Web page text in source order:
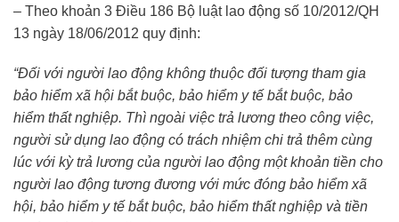
– Theo khoản 3 Điều 186 Bộ luật lao động số 10/2012/QH
13 ngày 18/06/2012 quy định:
“Đối với người lao động không thuộc đối tượng tham gia
bảo hiểm xã hội bắt buộc, bảo hiểm y tế bắt buộc, bảo
hiểm thất nghiệp. Thì ngoài việc trả lương theo công việc,
người sử dụng lao động có trách nhiệm chi trả thêm cùng
lúc với kỳ trả lương của người lao động một khoản tiền cho
người lao động tương đương với mức đóng bảo hiểm xã
hội, bảo hiểm y tế bắt buộc, bảo hiểm thất nghiệp và tiền